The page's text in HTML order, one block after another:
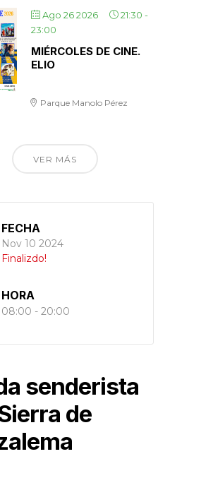
Ago 26 2026 21:30 -
23:00
MIÉRCOLES DE CINE.
ELIO
Parque Manolo Pérez
VER MÁS
FECHA
Nov 10 2024
Finalizdo!
HORA
08:00 - 20:00
senderista
de